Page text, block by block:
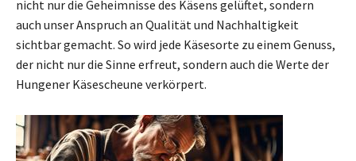
nicht nur die Geheimnisse des Käsens gelüftet, sondern
auch unser Anspruch an Qualität und Nachhaltigkeit
sichtbar gemacht. So wird jede Käsesorte zu einem Genuss,
der nicht nur die Sinne erfreut, sondern auch die Werte der
Hungener Käsescheune verkörpert.